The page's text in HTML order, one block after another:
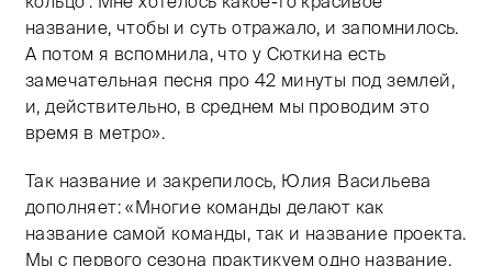
название, чтобы и суть отражало, и запомнилось.
А потом я вспомнила, что у Сюткина есть
замечательная песня про 42 минуты под землей,
и, действительно, в среднем мы проводим это
время в метро».
Так название и закрепилось, Юлия Васильева
дополняет: «Многие команды делают как
название самой команды, так и название проекта.
Мы с первого сезона практикуем одно название,